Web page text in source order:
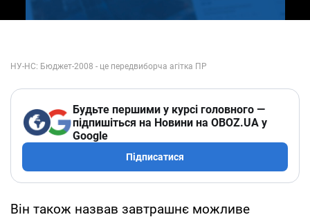
Будьте першими у курсі головного —
підпишіться на Новини на OBOZ.UA у
Google
Підписатися
Він також назвав завтрашнє можливе